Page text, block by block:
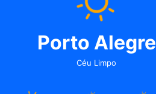
Porto Alegre
Céu Limpo